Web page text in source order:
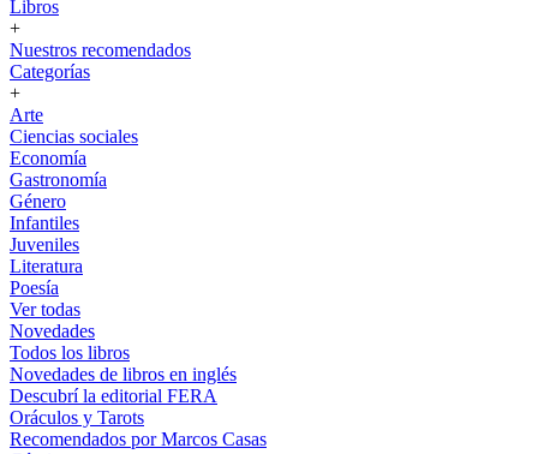
Libros
+
Nuestros recomendados
Categorías
+
Arte
Ciencias sociales
Economía
Gastronomía
Género
Infantiles
Juveniles
Literatura
Poesía
Ver todas
Novedades
Todos los libros
Novedades de libros en inglés
Descubrí la editorial FERA
Oráculos y Tarots
Recomendados por Marcos Casas